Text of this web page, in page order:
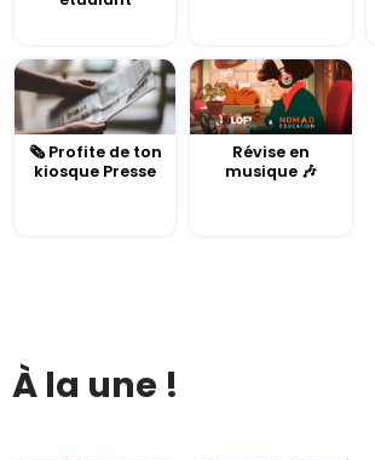
🗞️ Profite de ton
kiosque Presse
Révise en
musique 🎶
À la une !